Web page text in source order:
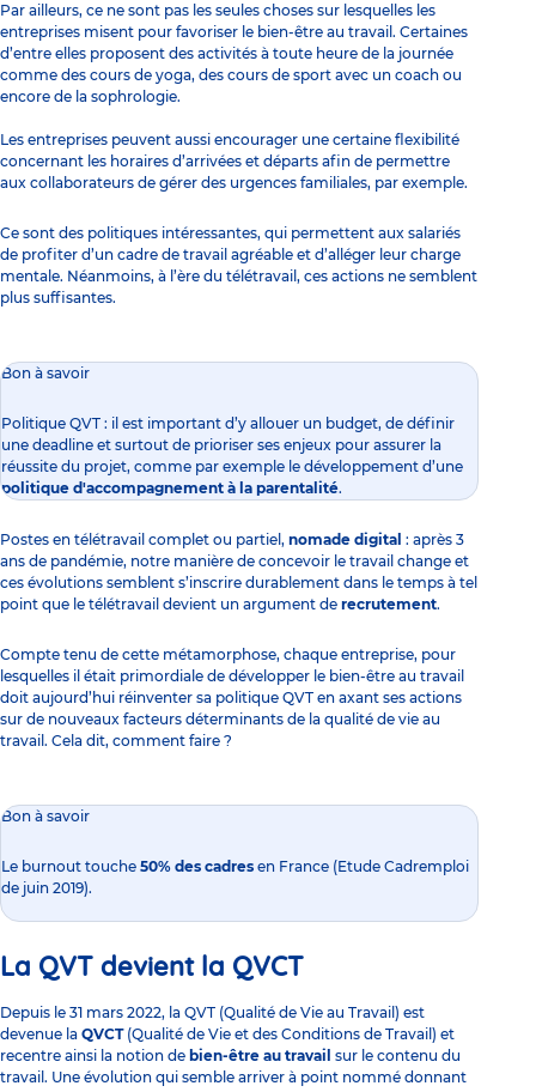
Par ailleurs, ce ne sont pas les seules choses sur lesquelles les
entreprises misent pour favoriser le bien-être au travail. Certaines
d’entre elles proposent des activités à toute heure de la journée
comme des cours de yoga, des cours de sport avec un coach ou
encore de la sophrologie.
Les entreprises peuvent aussi encourager une certaine flexibilité
concernant les horaires d’arrivées et départs afin de permettre
aux collaborateurs de gérer des urgences familiales, par exemple.
Ce sont des politiques intéressantes, qui permettent aux salariés
de profiter d’un cadre de travail agréable et d’alléger leur charge
mentale. Néanmoins, à l’ère du télétravail, ces actions ne semblent
plus suffisantes.
Bon à savoir
Politique QVT : il est important d’y allouer un budget, de définir
une deadline et surtout de prioriser ses enjeux pour assurer la
réussite du projet, comme par exemple le développement d’une
politique d'accompagnement à la parentalité.
Postes en télétravail complet ou partiel, nomade digital : après 3
ans de pandémie, notre manière de concevoir le travail change et
ces évolutions semblent s’inscrire durablement dans le temps à tel
point que le télétravail devient un argument de recrutement.
Compte tenu de cette métamorphose, chaque entreprise, pour
lesquelles il était primordiale de développer le bien-être au travail
doit aujourd’hui réinventer sa politique QVT en axant ses actions
sur de nouveaux facteurs déterminants de la qualité de vie au
travail. Cela dit, comment faire ?
Bon à savoir
Le burnout touche 50% des cadres en France (Etude Cadremploi
de juin 2019).
La QVT devient la QVCT
Depuis le 31 mars 2022, la QVT (Qualité de Vie au Travail) est
devenue la QVCT(Qualité de Vie et des Conditions de Travail) et
recentre ainsi la notion de bien-être au travail sur le contenu du
travail. Une évolution qui semble arriver à point nommé donnant